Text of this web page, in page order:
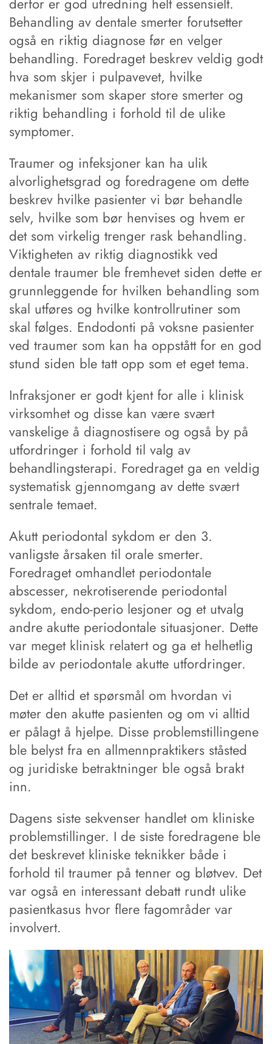
Behandling av dentale smerter forutsetter
også en riktig diagnose før en velger
behandling. Foredraget beskrev veldig godt
hva som skjer i pulpavevet, hvilke
mekanismer som skaper store smerter og
riktig behandling i forhold til de ulike
symptomer.
Traumer og infeksjoner kan ha ulik
alvorlighetsgrad og foredragene om dette
beskrev hvilke pasienter vi bør behandle
selv, hvilke som bør henvises og hvem er
det som virkelig trenger rask behandling.
Viktigheten av riktig diagnostikk ved
dentale traumer ble fremhevet siden dette er
grunnleggende for hvilken behandling som
skal utføres og hvilke kontrollrutiner som
skal følges. Endodonti på voksne pasienter
ved traumer som kan ha oppstått for en god
stund siden ble tatt opp som et eget tema.
Infraksjoner er godt kjent for alle i klinisk
virksomhet og disse kan være svært
vanskelige å diagnostisere og også by på
utfordringer i forhold til valg av
behandlingsterapi. Foredraget ga en veldig
systematisk gjennomgang av dette svært
sentrale temaet.
Akutt periodontal sykdom er den 3.
vanligste årsaken til orale smerter.
Foredraget omhandlet periodontale
abscesser, nekrotiserende periodontal
sykdom, endo-perio lesjoner og et utvalg
andre akutte periodontale situasjoner. Dette
var meget klinisk relatert og ga et helhetlig
bilde av periodontale akutte utfordringer.
Det er alltid et spørsmål om hvordan vi
møter den akutte pasienten og om vi alltid
er pålagt å hjelpe. Disse problemstillingene
ble belyst fra en allmennpraktikers ståsted
og juridiske betraktninger ble også brakt
inn.
Dagens siste sekvenser handlet om kliniske
problemstillinger. I de siste foredragene ble
det beskrevet kliniske teknikker både i
forhold til traumer på tenner og bløtvev. Det
var også en interessant debatt rundt ulike
pasientkasus hvor flere fagområder var
involvert.